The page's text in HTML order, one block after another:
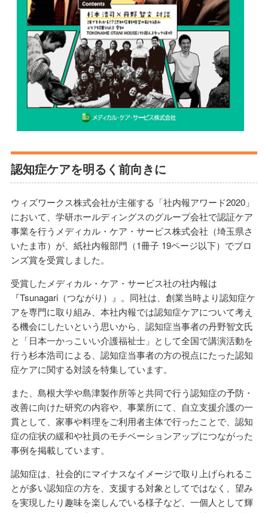
認知症ケアを明るく前向きに
ウィズワークス株式会社が主催する「社内報アワード2020」
において、学研ホールディングスのグループ会社で認証ケア
事業を行うメディカル・ケア・サービス株式会社（埼玉県さ
いたま市）が、紙社内報部門（1冊子 19ページ以下）でブロ
ンズ賞を受賞しました。
受賞したメディカル・ケア・サービス社の社内報は
『Tsunagari（つながり）』。同社は、創業当時より認知症ケ
アを専門に取り組み、本社内報では認知症ケアについて考え
る機会にしたいという思いから、認知症当事者の丹野智文氏
と「日本一かっこいい介護福祉士」として全国で講演活動を
行う杉本浩司による、認知症当事者の方の視点にたった認知
症ケアに関する対談を特集しています。
また、島根大学や島津製作所等と共同で行う認知症の予防・
改善に向けた研究の内容や、事業所にて、自立支援介護の一
貫として、家事や料理をご利用者主体で行ったことで、認知
症の症状の緩和や社員のモチベーションアップにつながった
事例を掲載しています。
認知症は、社会的にマイナスなイメージで取り上げられるこ
とが多い認知症の方を、支援する対象としてではなく、望み
を実現したり趣味を楽しんでいる様子など、一個人として輝